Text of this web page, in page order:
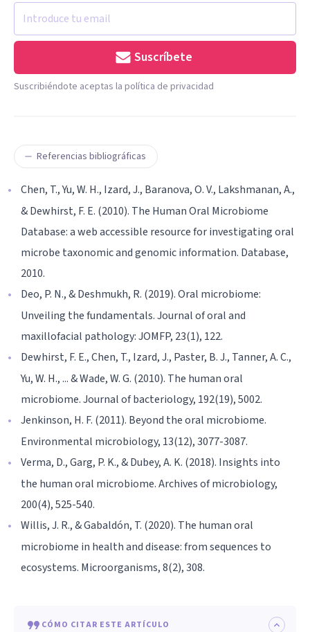
Suscríbete
Suscribiéndote aceptas la política de privacidad
Referencias bibliográficas
Chen, T., Yu, W. H., Izard, J., Baranova, O. V., Lakshmanan, A.,
& Dewhirst, F. E. (2010). The Human Oral Microbiome
Database: a web accessible resource for investigating oral
microbe taxonomic and genomic information. Database,
2010.
Deo, P. N., & Deshmukh, R. (2019). Oral microbiome:
Unveiling the fundamentals. Journal of oral and
maxillofacial pathology: JOMFP, 23(1), 122.
Dewhirst, F. E., Chen, T., Izard, J., Paster, B. J., Tanner, A. C.,
Yu, W. H., ... & Wade, W. G. (2010). The human oral
microbiome. Journal of bacteriology, 192(19), 5002.
Jenkinson, H. F. (2011). Beyond the oral microbiome.
Environmental microbiology, 13(12), 3077-3087.
Verma, D., Garg, P. K., & Dubey, A. K. (2018). Insights into
the human oral microbiome. Archives of microbiology,
200(4), 525-540.
Willis, J. R., & Gabaldón, T. (2020). The human oral
microbiome in health and disease: from sequences to
ecosystems. Microorganisms, 8(2), 308.
CÓMO CITAR ESTE ARTÍCULO